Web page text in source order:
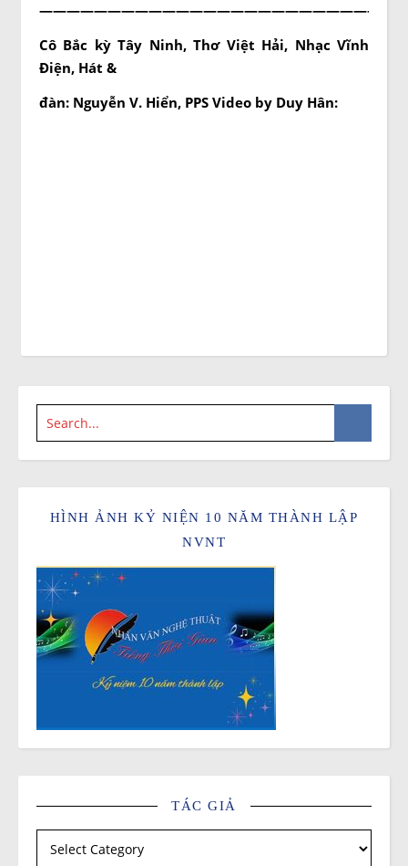
——————————————————————————-
Cô Bắc kỳ Tây Ninh, Thơ Việt Hải, Nhạc Vĩnh
Điện, Hát &
đàn: Nguyễn V. Hiển, PPS Video by Duy Hân:
HÌNH ẢNH KỶ NIỆN 10 NĂM THÀNH LẬP
NVNT
TÁC GIẢ
Tác giả